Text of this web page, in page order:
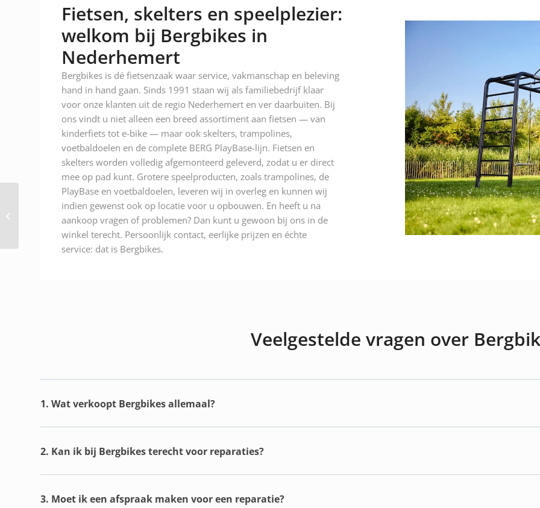
Fietsen, skelters en speelplezier:
welkom bij Bergbikes in
Nederhemert
Bergbikes is dé fietsenzaak waar service, vakmanschap en beleving
hand in hand gaan. Sinds 1991 staan wij als familiebedrijf klaar
voor onze klanten uit de regio Nederhemert en ver daarbuiten. Bij
ons vindt u niet alleen een breed assortiment aan fietsen — van
kinderfiets tot e-bike — maar ook skelters, trampolines,
voetbaldoelen en de complete BERG PlayBase-lijn. Fietsen en
skelters worden volledig afgemonteerd geleverd, zodat u er direct
mee op pad kunt. Grotere speelproducten, zoals trampolines, de
PlayBase en voetbaldoelen, leveren wij in overleg en kunnen wij
indien gewenst ook op locatie voor u opbouwen. En heeft u na
aankoop vragen of problemen? Dan kunt u gewoon bij ons in de
winkel terecht. Persoonlijk contact, eerlijke prijzen en échte
service: dat is Bergbikes.
Veelgestelde vragen over
1. Wat verkoopt Bergbikes allemaal?
2. Kan ik bij Bergbikes terecht voor reparaties?
3. Moet ik een afspraak maken voor een reparatie?
Rema Tiptop Tubeless
pluggen Super-Ras (40-